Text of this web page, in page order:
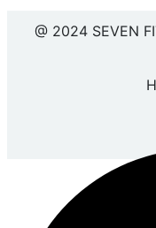
@ 2024 SEVEN